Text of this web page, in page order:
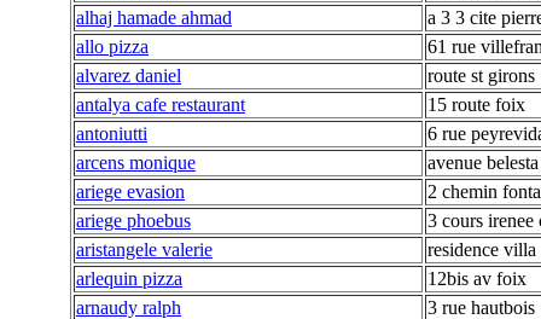
alhaj hamade ahmad
a 3 3 cite
allo pizza
61 rue
alvarez daniel
route st girons
antalya cafe restaurant
15 route foix
antoniutti
6 rue
arcens monique
avenue belesta
ariege evasion
2 chemin
ariege phoebus
3 cours irenee
aristangele valerie
residence
arlequin pizza
12bis av foix
arnaudy ralph
3 rue hautbois